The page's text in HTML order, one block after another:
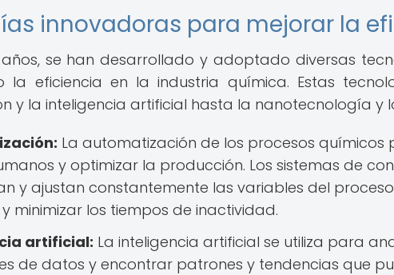
innovadoras para mejorar la
años, se han desarrollado y adoptado diversas
la eficiencia en la industria química. Estas
y la inteligencia artificial hasta la nanotecnología y
La automatización de los procesos químicos
y optimizar la producción. Los sistemas de
y ajustan constantemente las variables del
minimizar los tiempos de inactividad.
artificial: La inteligencia artificial se utiliza para
de datos y encontrar patrones y tendencias que